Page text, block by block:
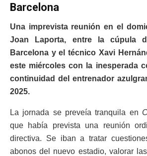
Barcelona
Una imprevista reunión en el
Joan Laporta, entre la cúpula
Barcelona y el técnico Xavi
este miércoles con la inesperada
continuidad del entrenador
2025.
La jornada se preveía tranquila en
que había prevista una reunión
directiva. Se iban a tratar
abonos del nuevo estadio, valorar